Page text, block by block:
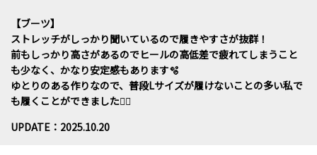
【ブーツ】
ストレッチがしっかり聞いているので履きやすさが抜群！
前もしっかり高さがあるのでヒールの高低差で疲れてしまうこと
も少なく、かなり安定感もあります🫧
ゆとりのある作りなので、普段Lサイズが履けないことの多い私で
も履くことができました🙆‍♀️
UPDATE：2025.10.20